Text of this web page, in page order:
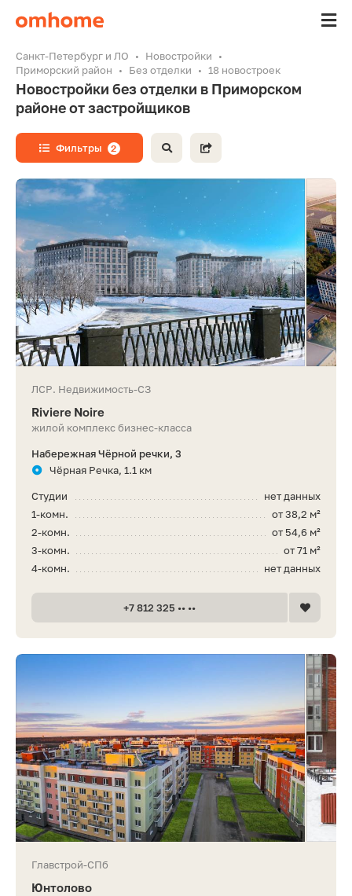
Санкт-Петербург и ЛО
Новостройки
Приморский район
Без отделки 18 новостроек
Новостройки без отделки в Приморском
районе от застройщиков
Фильтры 2
ЛСР. Недвижимость-СЗ
Riviere Noire
жилой комплекс бизнес-класса
Набережная Чёрной речки, 3
Чёрная Речка, 1.1 км
нет данных
Студии
от 38,2 м²
1-комн.
от 54,6 м²
2-комн.
от 71 м²
3-комн.
нет данных
4-комн.
+7 812 325 •• ••
Главстрой-СПб
Юнтолово